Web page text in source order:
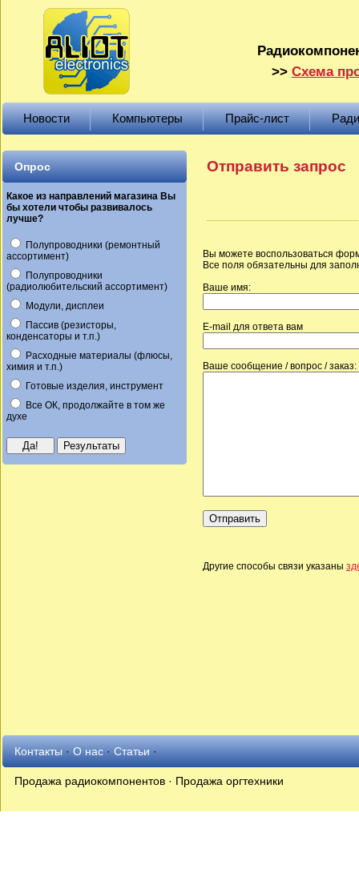
>> Схема
Новости Компьютеры Прайс-лист
Опрос
Какое из направлений магазина Вы
бы хотели чтобы развивалось
лучше?
Полупроводники (ремонтный
ассортимент)
Полупроводники
(радиолюбительский ассортимент)
Модули, дисплеи
Пассив (резисторы,
конденсаторы и т.п.)
Расходные материалы (флюсы,
химия и т.п.)
Готовые изделия, инструмент
Все ОК, продолжайте в том же
духе
Отправить запрос
Вы можете воспользоваться
Все поля обязательны для
Ваше имя:
E-mail для ответа вам
Ваше сообщение / вопрос / заказ:
Другие способы связи указаны
Контакты·О нас·Статьи·
Продажа радиокомпонентов · Продажа оргтехники